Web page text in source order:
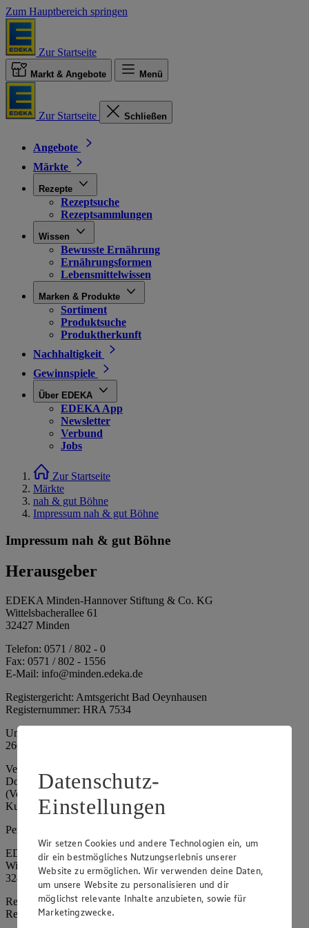
Zum Hauptbereich springen
Zur Startseite
Markt & Angebote Menü
Zur Startseite Schließen
Angebote
Märkte
Rezepte
Rezeptsuche
Rezeptsammlungen
Wissen
Bewusste Ernährung
Ernährungsformen
Lebensmittelwissen
Marken & Produkte
Sortiment
Produktsuche
Produktherkunft
Nachhaltigkeit
Gewinnspiele
Über EDEKA
EDEKA App
Newsletter
Verbund
Jobs
Zur Startseite
Märkte
nah & gut Böhne
Impressum nah & gut Böhne
Impressum nah & gut Böhne
Herausgeber
EDEKA Minden-Hannover Stiftung & Co. KG
Wittelsbacherallee 61
32427 Minden
Telefon: 0571 / 802 - 0
Fax: 0571 / 802 - 1556
E-Mail: info@minden.edeka.de
Registergericht: Amtsgericht Bad Oeynhausen
Registernummer: HRA 7534
Umsatzsteuer-Identifikationsnummer gem. § 27a UStG: DE
266067317
Vertretungsberechtigte: Mark Rosenkranz (Sprecher), Eileen
Dominique Klingsiek (Vorstandsmitglied), Ulf-U. Plath
(Vorstandsmitglied), Stephan Wohler (Vorstandsmitglied), Marc
Kuhlmann (Aufsichtsratsvorsitzender)
Persönlich haftende Gesellschafterin:
EDEKA Minden-Hannover Holding GmbH
Wittelsbacherallee 61
32427 Minden
Registergericht: Amtsgericht Bad Oeynhausen
Registernummer: HRB 4086
Datenschutz-
Einstellungen
Wir setzen Cookies und andere Technologien ein, um
dir ein bestmögliches Nutzungserlebnis unserer
Website zu ermöglichen. Wir verwenden deine Daten,
um unsere Website zu personalisieren und dir
möglichst relevante Inhalte anzubieten, sowie für
Marketingzwecke.